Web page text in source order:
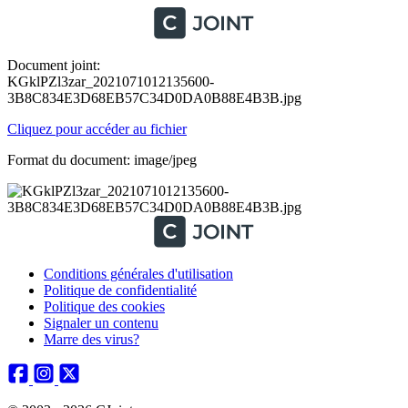
Document joint:
KGklPZl3zar_2021071012135600-
3B8C834E3D68EB57C34D0DA0B88E4B3B.jpg
Cliquez pour accéder au fichier
Format du document: image/jpeg
Conditions générales d'utilisation
Politique de confidentialité
Politique des cookies
Signaler un contenu
Marre des virus?